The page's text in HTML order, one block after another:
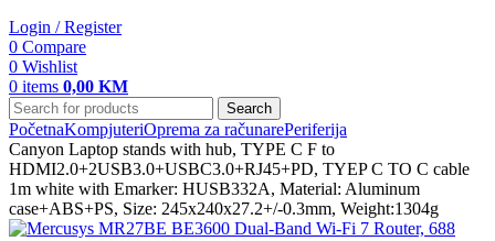
Login / Register
0 Compare
0 Wishlist
0 items 0,00 KM
Search
PočetnaKompjuteriOprema za računarePeriferija
Canyon Laptop stands with hub, TYPE C F to
HDMI2.0+2USB3.0+USBC3.0+RJ45+PD, TYEP C TO C cable
1m white with Emarker: HUSB332A, Material: Aluminum
case+ABS+PS, Size: 245x240x27.2+/-0.3mm, Weight:1304g